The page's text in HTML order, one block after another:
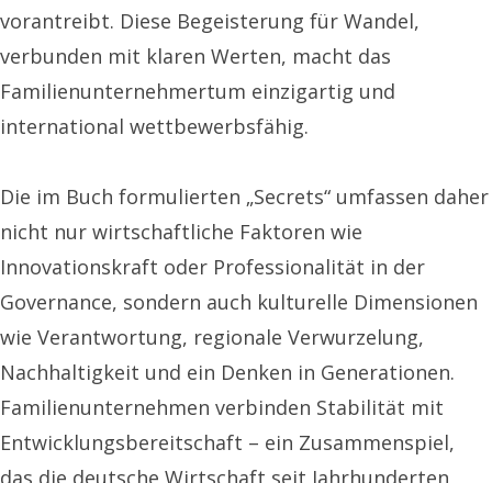
vorantreibt. Diese Begeisterung für Wandel,
verbunden mit klaren Werten, macht das
Familienunternehmertum einzigartig und
international wettbewerbsfähig.
Die im Buch formulierten „Secrets“ umfassen daher
nicht nur wirtschaftliche Faktoren wie
Innovationskraft oder Professionalität in der
Governance, sondern auch kulturelle Dimensionen
wie Verantwortung, regionale Verwurzelung,
Nachhaltigkeit und ein Denken in Generationen.
Familienunternehmen verbinden Stabilität mit
Entwicklungsbereitschaft – ein Zusammenspiel,
das die deutsche Wirtschaft seit Jahrhunderten